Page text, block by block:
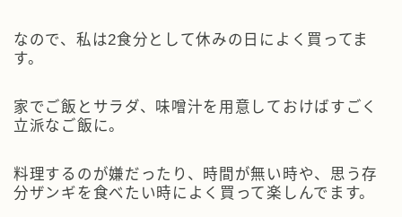
なので、私は2食分として休みの日によく買ってま
す。
家でご飯とサラダ、味噌汁を用意しておけばすごく
立派なご飯に。
料理するのが嫌だったり、時間が無い時や、思う存
分ザンギを食べたい時によく買って楽しんでます。